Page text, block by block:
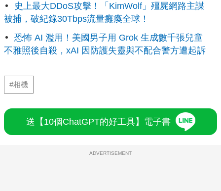
史上最大DDoS攻擊！「KimWolf」殭屍網路主謀
被捕，破紀錄30Tbps流量癱瘓全球！
恐怖 AI 濫用！美國男子用 Grok 生成數千張兒童
不雅照後自殺，xAI 因防護失靈與不配合警方遭起訴
#相機
送【10個ChatGPT的好工具】電子書
ADVERTISEMENT